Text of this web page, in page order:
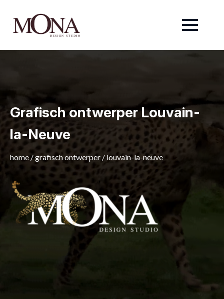
Grafisch ontwerper Louvain-
la-Neuve
home /grafisch ontwerper / louvain-la-neuve